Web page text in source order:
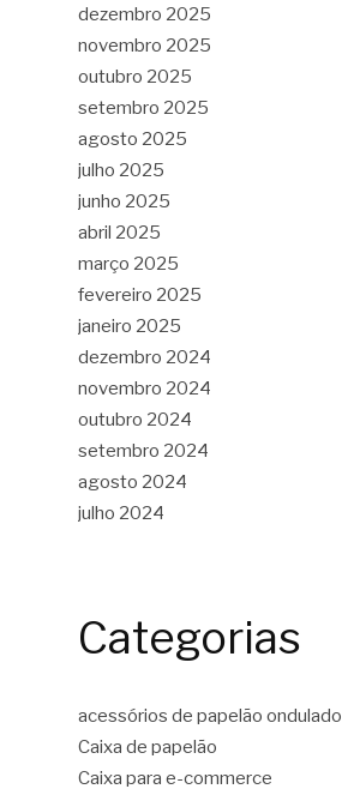
dezembro 2025
novembro 2025
outubro 2025
setembro 2025
agosto 2025
julho 2025
junho 2025
abril 2025
março 2025
fevereiro 2025
janeiro 2025
dezembro 2024
novembro 2024
outubro 2024
setembro 2024
agosto 2024
julho 2024
Categorias
acessórios de papelão ondulado
Caixa de papelão
Caixa para e-commerce